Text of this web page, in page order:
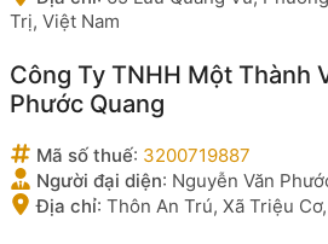
Trị, Việt Nam
Công Ty TNHH Một Thành
Phước Quang
Mã số thuế: 3200719887
Người đại diện: Nguyễn Văn
Địa chỉ: Thôn An Trú, Xã Triệu